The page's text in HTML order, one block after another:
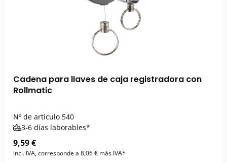
Cadena para llaves de caja registradora con
Rollmatic
Nº de artículo 540
3-6 días laborables*
9,59 €
incl. IVA, corresponde a 8,06 € más IVA*